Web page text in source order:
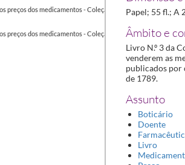
preços dos medicamentos - Coleção do Dr. Cunha, Vol. 10º
preços dos medicamentos - Coleção do Dr. Cunha, Vol. 10º
Papel; 55 fl.; A
Âmbito e
Livro N.º 3 da
venderem as
publicados por
de 1789.
Assunto
Boticário
Doente
Livro